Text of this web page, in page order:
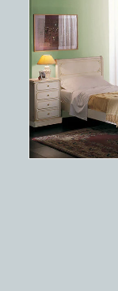
Weiß
Der
Seiten und
Merkmal
bieten
originellen